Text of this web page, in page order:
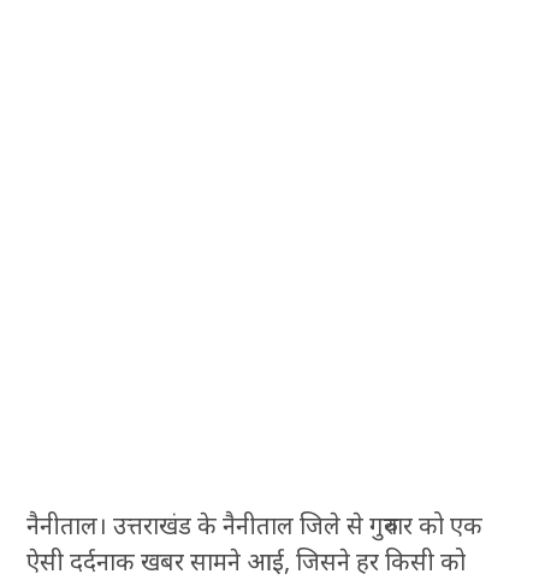
नैनीताल। उत्तराखंड के नैनीताल जिले से गुरुवार को एक
ऐसी दर्दनाक खबर सामने आई, जिसने हर किसी को